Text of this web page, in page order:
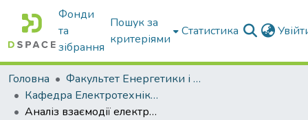
Фонди
та
зібрання
Пошук за
критеріями
Статистика
Головна
Факультет Енергетики і комп'ютерних технологій
Кафедра Електротехніки і електромеханіки ім. проф. В.В. Овчарова
Аналіз взаємодії електростатичного поля з біооб’єктами сферичної форми сільськогосподарського призначення